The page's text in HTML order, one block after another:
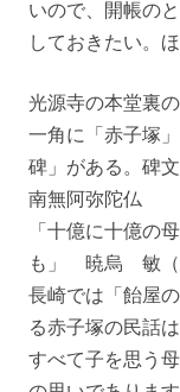
いので、開帳の
しておきたい。
光源寺の本堂裏
一角に「赤子塚
碑」がある。碑
南無阿弥陀仏
「十億に十億
も」 暁烏 敏（
長崎では「飴屋
る赤子塚の民話
すべて子を思う